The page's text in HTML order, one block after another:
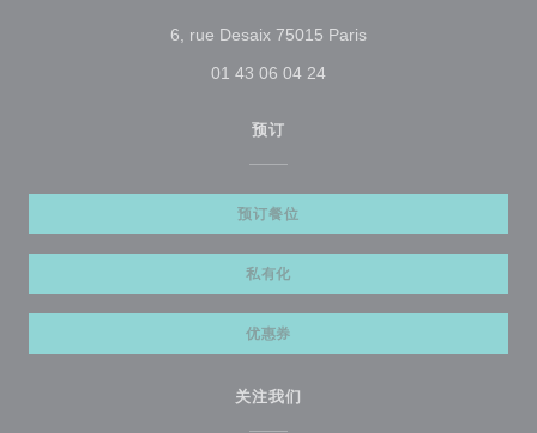
6, rue Desaix 75015 Paris((在新窗口中打开))
01 43 06 04 24
预订
预订餐位
私有化
优惠券
关注我们